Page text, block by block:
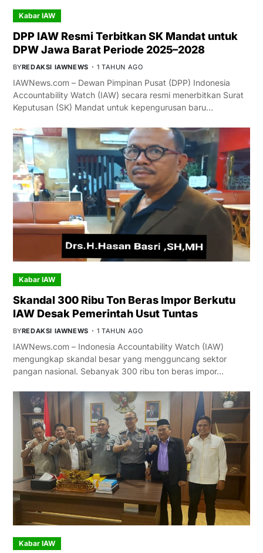
Kabar IAW
DPP IAW Resmi Terbitkan SK Mandat untuk
DPW Jawa Barat Periode 2025–2028
BYREDAKSI IAWNEWS 1 TAHUN AGO
IAWNews.com – Dewan Pimpinan Pusat (DPP) Indonesia
Accountability Watch (IAW) secara resmi menerbitkan Surat
Keputusan (SK) Mandat untuk kepengurusan baru…
Kabar IAW
Skandal 300 Ribu Ton Beras Impor Berkutu
IAW Desak Pemerintah Usut Tuntas
BYREDAKSI IAWNEWS 1 TAHUN AGO
IAWNews.com – Indonesia Accountability Watch (IAW)
mengungkap skandal besar yang mengguncang sektor
pangan nasional. Sebanyak 300 ribu ton beras impor…
Kabar IAW